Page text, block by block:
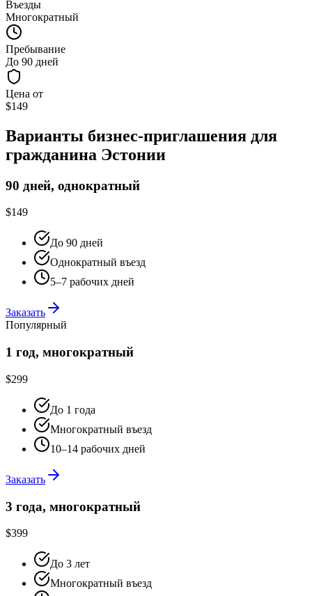
Въезды
Многократный
Пребывание
До 90 дней
Цена от
$149
Варианты бизнес-приглашения для
гражданина Эстонии
90 дней, однократный
$149
До 90 дней
Однократный въезд
5–7 рабочих дней
Заказать
Популярный
1 год, многократный
$299
До 1 года
Многократный въезд
10–14 рабочих дней
Заказать
3 года, многократный
$399
До 3 лет
Многократный въезд